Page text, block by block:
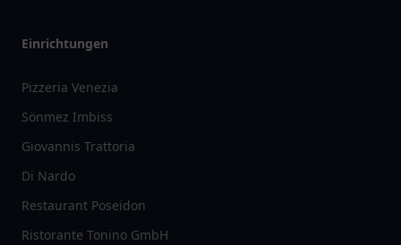
Einrichtungen
Pizzeria Venezia
Sönmez Imbiss
Giovannis Trattoria
Di Nardo
Restaurant Poseidon
Ristorante Tonino GmbH